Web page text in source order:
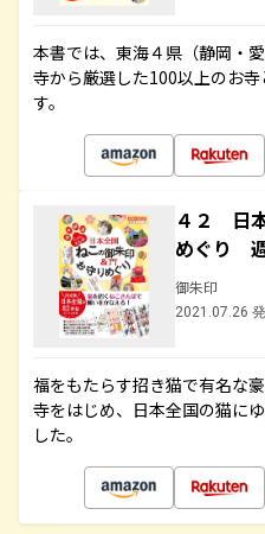
本書では、東海４県（静岡・
寺から厳選した100以上のお
す。
４２ 日
めぐり
御朱印
2021.07.26
福をもたらす招き猫で有名な
寺をはじめ、日本全国の猫に
した。